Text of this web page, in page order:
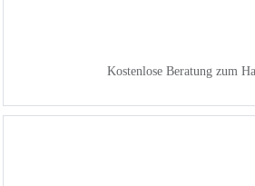
Kostenlose Beratung zum